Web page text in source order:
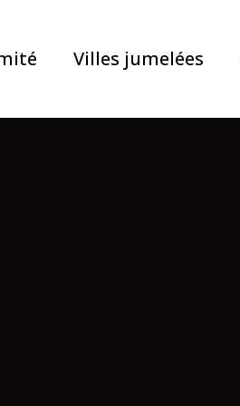
Villes jumelées